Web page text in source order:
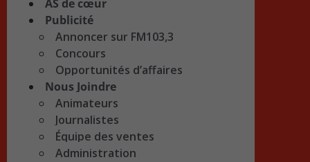
AS de cœur
Publicité
Annoncer sur FM103,3
Concours
Opportunités d’affaires
Nous Joindre
Animateurs
Journalistes
Équipe des ventes
Administration